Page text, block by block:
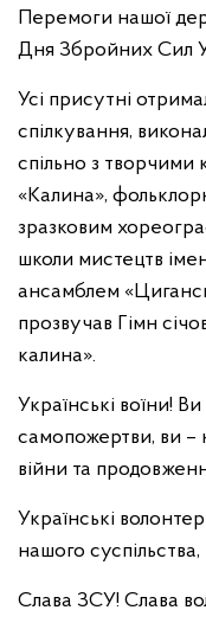
Перемоги нашої
Дня Збройних Сил
Усі присутні
спілкування,
спільно з творчими
«Калина»,
зразковим
школи мистецтв
ансамблем
прозвучав Гімн
калина».
Українські воїни!
самопожертви, ви –
війни та
Українські
нашого
Слава ЗСУ! Слава